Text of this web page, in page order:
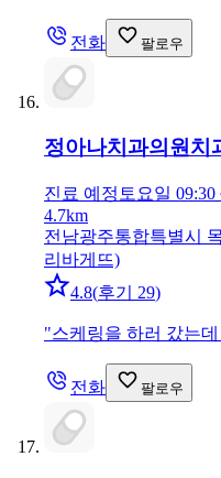
전화 팔로우
정아나치과의원 치
진료 예정 토요일 09:30
4.7km
전남광주통합특별시
리바게뜨)
4.8(후기 29)
"스케링을 하러 갔는
전화 팔로우